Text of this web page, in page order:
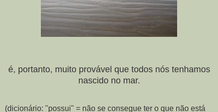
é, portanto, muito provável que todos nós tenhamos
nascido no mar.
(dicionário: "possui" = não se consegue ter o que não está